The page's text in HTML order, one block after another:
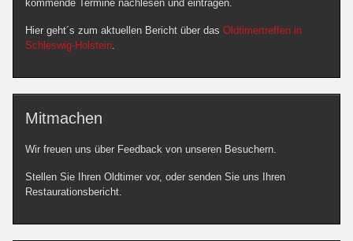
kommende Termine nachlesen und eintragen.
Hier geht´s zum aktuellen Bericht über das Oldtimertreffen in
Schleswig-Holstein.
Mitmachen
Wir freuen uns über Feedback von unseren Besuchern.
Stellen Sie Ihren Oldtimer vor, oder senden Sie uns Ihren
Restaurationsbericht.